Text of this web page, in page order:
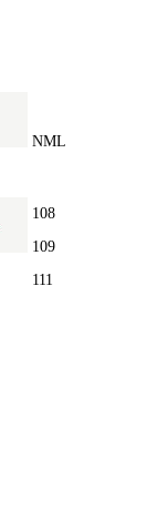
NML
108
109
111